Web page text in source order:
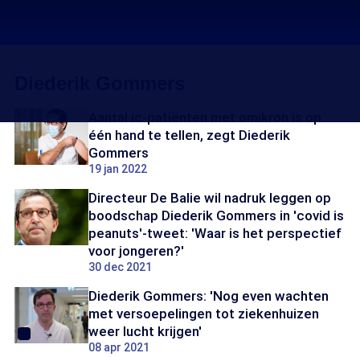
één hand te tellen, zegt Diederik
Gommers
19 jan 2022
Directeur De Balie wil nadruk leggen op
boodschap Diederik Gommers in 'covid is
peanuts'-tweet: 'Waar is het perspectief
voor jongeren?'
30 dec 2021
Diederik Gommers: 'Nog even wachten
met versoepelingen tot ziekenhuizen
weer lucht krijgen'
08 apr 2021